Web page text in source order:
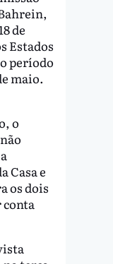
de
Estados
período
maio.
o
Casa e
os dois
conta